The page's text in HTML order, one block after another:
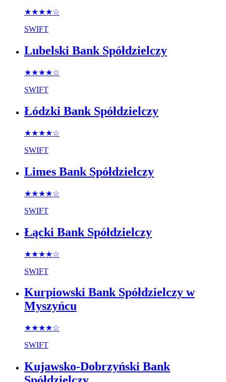
★★★★☆
SWIFT
Lubelski Bank Spółdzielczy
★★★★☆
SWIFT
Łódzki Bank Spółdzielczy
★★★★☆
SWIFT
Limes Bank Spółdzielczy
★★★★☆
SWIFT
Łącki Bank Spółdzielczy
★★★★☆
SWIFT
Kurpiowski Bank Spółdzielczy w
Myszyńcu
★★★★☆
SWIFT
Kujawsko-Dobrzyński Bank